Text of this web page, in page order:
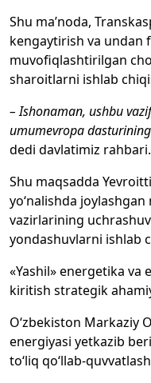
Shu ma’noda,
kengaytirish va undan
muvofiqlashtirilgan
sharoitlarni ishlab
– Ishonaman, ushbu
umumevropa
dedi davlatimiz rahbari.
Shu maqsadda
yo‘nalishda
vazirlarining
yondashuvlarni ishlab
«Yashil» energetika
kiritish strategik
O‘zbekiston Markaziy
energiyasi yetkazib
to‘liq qo‘llab-